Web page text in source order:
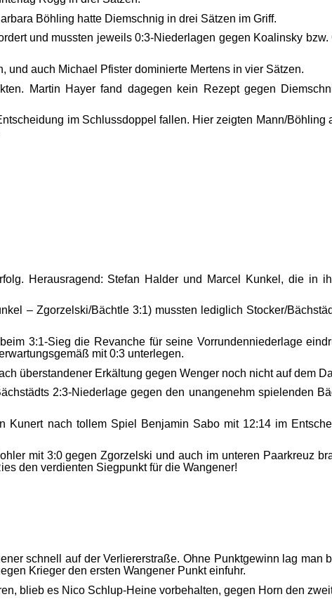
Böhling hatte Diemschnig in drei Sätzen im Griff.
und mussten jeweils 0:3-Niederlagen gegen Koalinsky
auch Michael Pfister dominierte Mertens in vier Sätzen.
Martin Hayer fand dagegen kein Rezept gegen
im Schlussdoppel fallen. Hier zeigten Mann/
Herausragend: Stefan Halder und Marcel Kunkel, die in
– Zgorzelski/Bächtle 3:1) mussten lediglich Stocker/
3:1-Sieg die Revanche für seine Vorrundenniederlage
mit 0:3 unterlegen.
überstandener Erkältung gegen Wenger noch nicht auf dem
2:3-Niederlage gegen den unangenehm spielenden
Kunert nach tollem Spiel Benjamin Sabo mit 12:14 im
mit 3:0 gegen Zgorzelski und auch im unteren Paarkreuz
den verdienten Siegpunkt für die Wangener!
schnell auf der Verliererstraße. Ohne Punktgewinn lag man
Krieger den ersten Wangener Punkt einfuhr.
blieb es Nico Schlup-Heine vorbehalten, gegen Horn den